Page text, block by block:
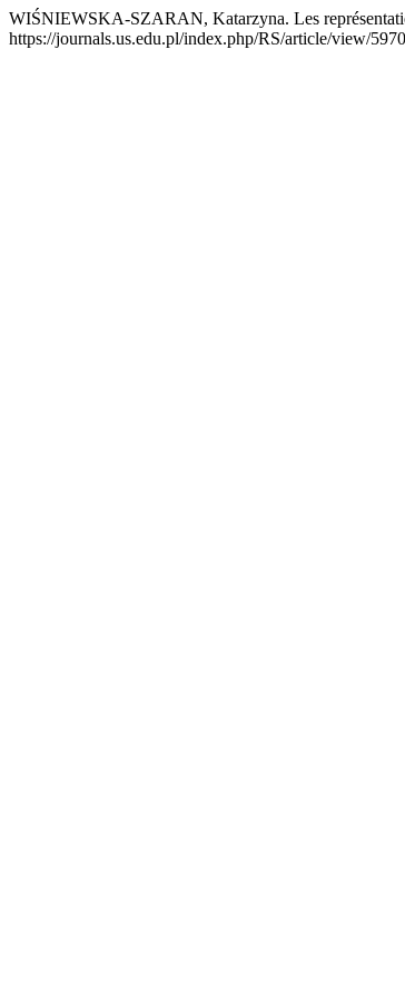
WIŚNIEWSKA-SZARAN, Katarzyna. Les
https://journals.us.edu.pl/index.php/RS/article/view/